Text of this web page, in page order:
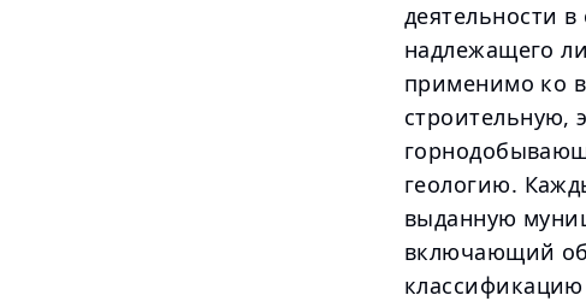
деятельности
надлежащего
применимо ко
строительную,
геологию.
выданную
включающий